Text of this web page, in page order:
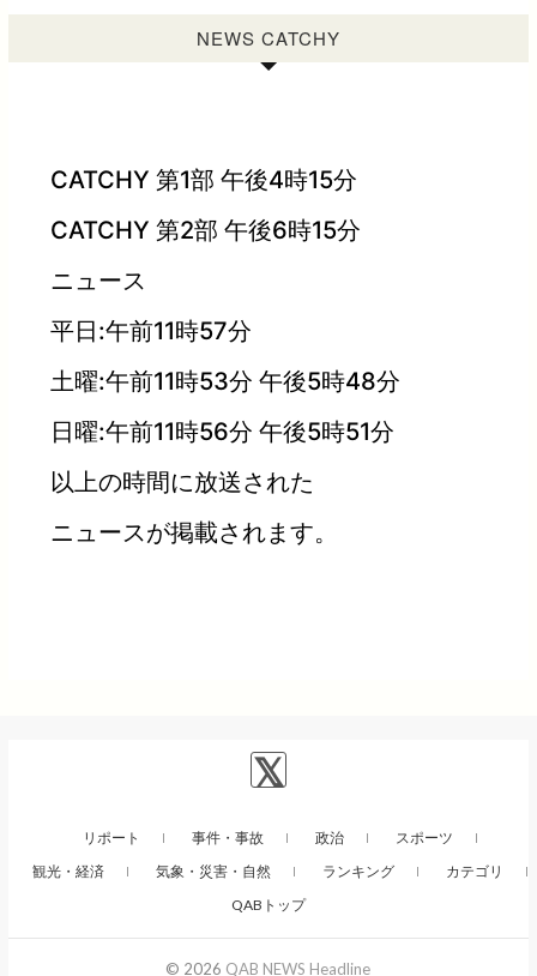
NEWS CATCHY
CATCHY 第1部 午後4時15分
CATCHY 第2部 午後6時15分
ニュース
平日:午前11時57分
土曜:午前11時53分 午後5時48分
日曜:午前11時56分 午後5時51分
以上の時間に放送された
ニュースが掲載されます。
リポート 事件・事故 政治
スポーツ
観光・経済
気象・災害・自然 ランキング
カテゴリ
QABトップ
© 2026 QAB NEWS Headline